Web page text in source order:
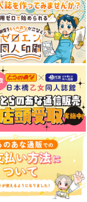
同棲以上恋人未満
キースネリス
472円（税込）
瀬名泉×月永レオ